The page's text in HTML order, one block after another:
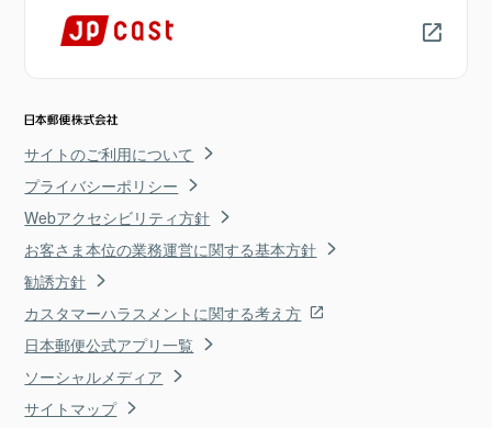
サイトのご利用について
プライバシーポリシー
Webアクセシビリティ方針
お客さま本位の業務運営に関する基本方針
勧誘方針
カスタマーハラスメントに関する考え方
日本郵便公式アプリ一覧
ソーシャルメディア
サイトマップ